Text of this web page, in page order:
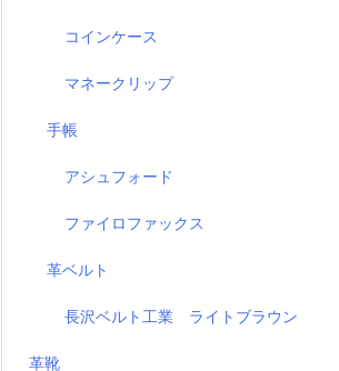
コインケース
マネークリップ
手帳
アシュフォード
ファイロファックス
革ベルト
長沢ベルト工業 ライトブラウン
革靴